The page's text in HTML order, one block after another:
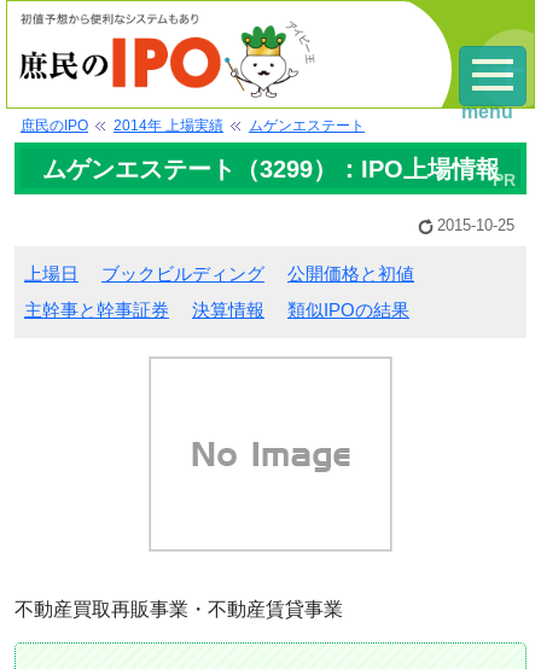
庶民のIPO 2014年 上場実績 ムゲンエステート
ムゲンエステート（3299）：IPO上場情報
2015-10-25
上場日 ブックビルディング
公開価格と初値
主幹事と幹事証券
決算情報 類似IPOの結果
不動産買取再販事業・不動産賃貸事業
menu